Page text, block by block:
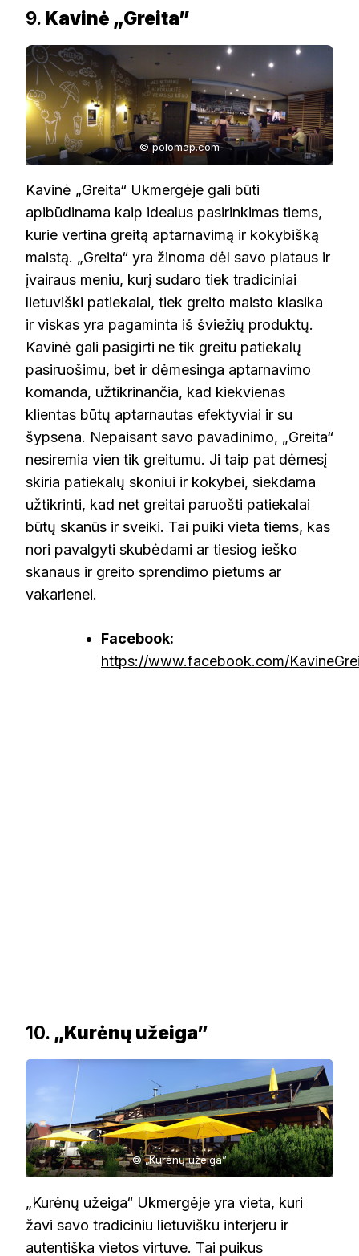
9. Kavinė „Greita”
© polomap.com
Kavinė „Greita“ Ukmergėje gali būti
apibūdinama kaip idealus pasirinkimas tiems,
kurie vertina greitą aptarnavimą ir kokybišką
maistą. „Greita“ yra žinoma dėl savo plataus ir
įvairaus meniu, kurį sudaro tiek tradiciniai
lietuviški patiekalai, tiek greito maisto klasika
ir viskas yra pagaminta iš šviežių produktų.
Kavinė gali pasigirti ne tik greitu patiekalų
pasiruošimu, bet ir dėmesinga aptarnavimo
komanda, užtikrinančia, kad kiekvienas
klientas būtų aptarnautas efektyviai ir su
šypsena. Nepaisant savo pavadinimo, „Greita“
nesiremia vien tik greitumu. Ji taip pat dėmesį
skiria patiekalų skoniui ir kokybei, siekdama
užtikrinti, kad net greitai paruošti patiekalai
būtų skanūs ir sveiki. Tai puiki vieta tiems, kas
nori pavalgyti skubėdami ar tiesiog ieško
skanaus ir greito sprendimo pietums ar
vakarienei.
Facebook:
https://www.facebook.com/
10. „Kurėnų užeiga”
© „Kurėnų užeiga”
„Kurėnų užeiga“ Ukmergėje yra vieta, kuri
žavi savo tradiciniu lietuvišku interjeru ir
autentiška vietos virtuve. Tai puikus